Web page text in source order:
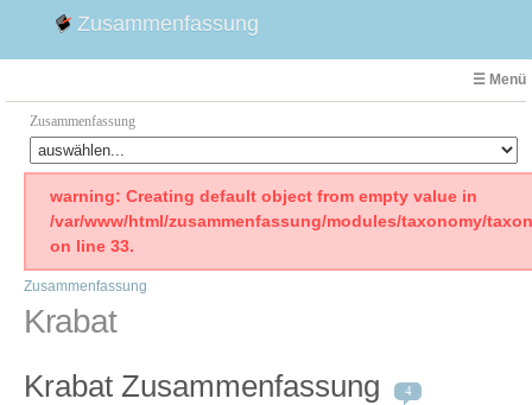
Zusammenfassung
☰ Menü
Zusammenfassung
Faust
Willhelm Tell
Emilia Galotti
1. Weltkrieg Zusammenfassung
Weimarer Republik
warning: Creating default object from empty value in
/var/www/html/zusammenfassung/modules/taxonomy/
on line 33.
Zusammenfassung
Krabat
Krabat Zusammenfassung 4